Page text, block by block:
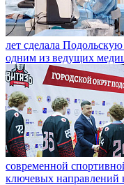
лет сделала
одним из ведущих
современной
ключевых